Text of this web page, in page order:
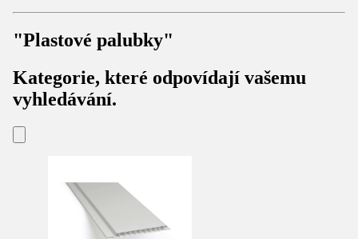
"Plastové palubky"
Kategorie, které odpovídají vašemu
vyhledávání.